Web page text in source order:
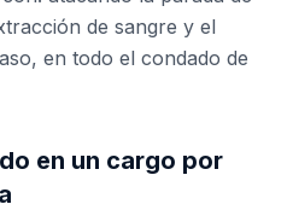
de sangre y el
en todo el condado de
en un cargo por